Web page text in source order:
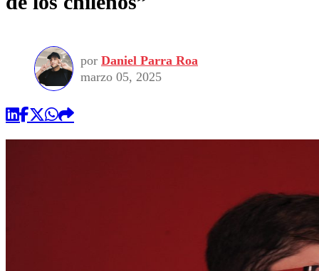
Seleccion Chilena
Universidad Católica
Universidad de Chile
Economía
Política
Sustentabilidad
Comercial
por Daniel Parra Roa
marzo 05, 2025